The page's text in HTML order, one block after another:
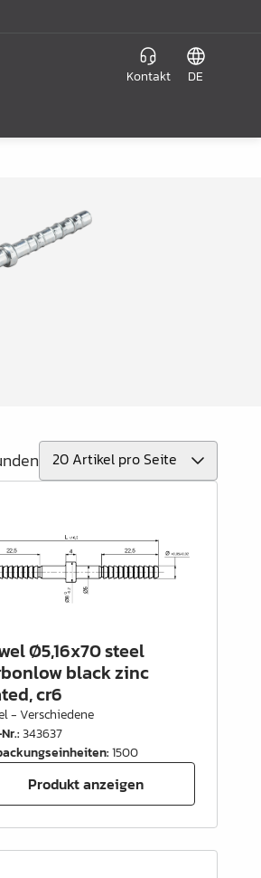
Kontakt DE
Ø5,16x70 steel
black zinc
cr6
- Verschiedene
:343637
:1500
Produkt anzeigen